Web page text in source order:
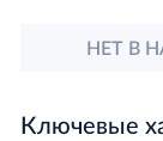
НЕТ В
Ключевые